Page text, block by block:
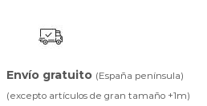
Envío gratuito (España península)
(excepto artículos de gran tamaño +1m)